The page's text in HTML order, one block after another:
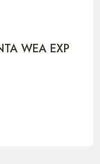
WEA EXP